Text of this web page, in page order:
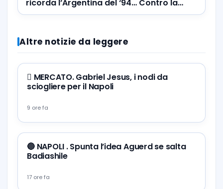
ricorda l’Argentina del ‘94… Contro la
Juve se la può giocare” ? VIDEO
Altre notizie da leggere
🪎 MERCATO. Gabriel Jesus, i nodi da
sciogliere per il Napoli
9 ore fa
🔵 NAPOLI . Spunta l’idea Aguerd se salta
Badiashile
17 ore fa